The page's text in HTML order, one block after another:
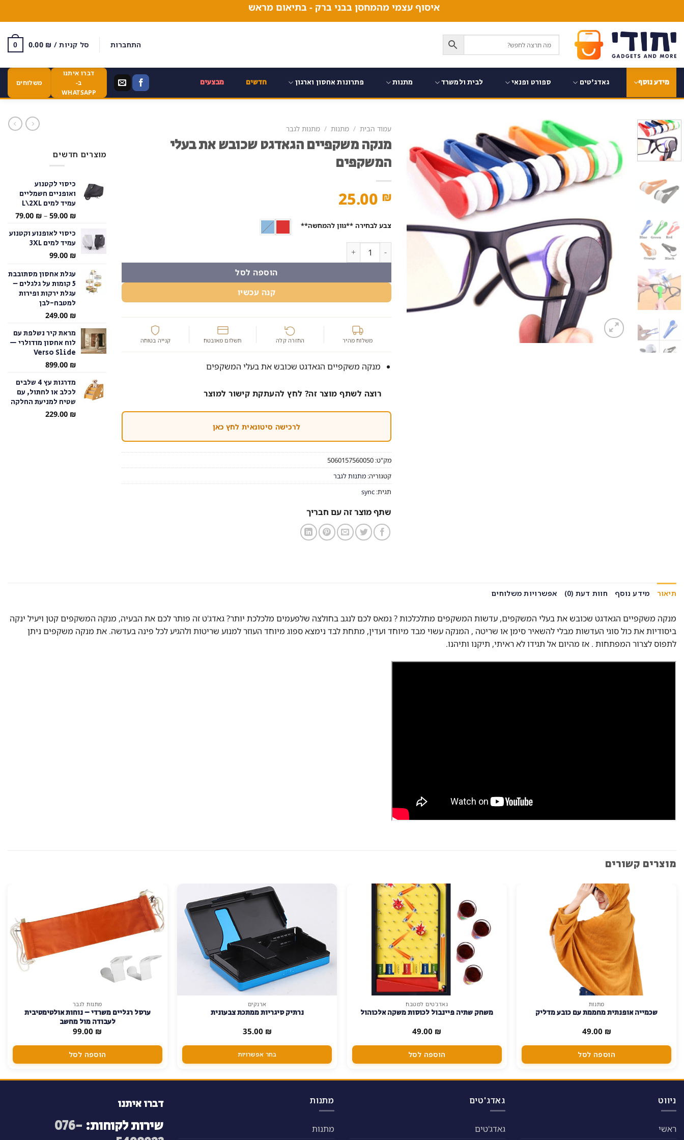
content
איסוף עצמי מהמחסן בבני ברק - בתיאום מראש
התחברות סל קניות / 0.00 ₪
0
מידע נוסף גאדג'טים ספורט ופנאי לבית ולמשרד מתנות פתרונות אחסון וארגון חדשים מבצעים
דברו איתנו
ב-
WHATSAPP
משלוחים
עמוד הבית / מתנות / מתנות לגבר
מנקה משקפיים הגאדגט שכובש את בעלי
המשקפים
25.00 ₪
צבע לבחירה **גוון להמחשה**
כמות של מנקה משקפיים הגאדגט שכובש את בעלי המשקפים
הוספה לסל
קנה עכשיו
משלוח מהיר החזרה קלה תשלום מאובטח קנייה בטוחה
מנקה משקפיים הגאדגט שכובש את בעלי המשקפים
רוצה לשתף מוצר זה? לחץ להעתקת קישור למוצר
לרכישה סיטונאית לחץ כאן
מק"ט: 5060157560050
קטגוריה: מתנות לגבר
תגית: sync
שתף מוצר זה עם חבריך
מוצרים חדשים
כיסוי לקטנוע
ואופניים חשמליים
עמיד למים L\2XL
59.00 ₪
–
79.00 ₪
טווח
כיסוי לאופנוע וקטנוע
עמיד למים 3XL
99.00 ₪
עגלת אחסון מסתובבת
5 קומות על גלגלים –
עגלת ירקות ופירות
למטבח-לבן
249.00 ₪
מראת קיר נשלפת עם
לוח אחסון מודולרי —
Verso Slide
899.00 ₪
מדרגות עץ 4 שלבים
לכלב או לחתול, עם
שטיח למניעת החלקה
229.00 ₪
תיאור מידע נוסף חוות דעת (0) אפשרויות משלוחים
מנקה משקפיים הגאדגט שכובש את בעלי המשקפים, עדשות המשקפים מתלכלכות ? נמאס לכם לנגב בחולצה שלפעמים מלכלכת יותר? גאדג'ט זה פותר לכם את הבעיה, מנקה המשקפים קטן ויעיל ינקה
ביסודיות את כול סוגי העדשות מבלי להשאיר סימן או שריטה , המנקה עשוי מבד מיוחד ועדין, מתחת לבד נימצא ספוג מיוחד העוזר למנוע שריטות ולהגיע לכל פינה בעדשה. את מנקה משקפים ניתן
לתפוס לצרור המפתחות . אז מהיום אל תגידו לא ראיתי, תיקנו ותיהנו.
מוצרים קשורים
מתנות
שכמייה אופנתית מחממת עם כובע מדליק
49.00 ₪
הוספה לסל
גאדג'טים למטבח
משחק שתיה פיינבול לכוסות משקה אלכוהול
49.00 ₪
הוספה לסל
ארנקים
נרתיק סיגריות ממתכת צבעונית
35.00 ₪
בחר אפשרויות
ניתן
האפשרויות
בעמוד
מתנות לגבר
ערסל רגליים משרדי – נוחות אולטימטיבית
לעבודה מול מחשב
99.00 ₪
הוספה לסל
ניווט
ראשי
גאדג'טים
גאדג'טים
מתנות
מתנות
דברו איתנו
שירות לקוחות: 076-